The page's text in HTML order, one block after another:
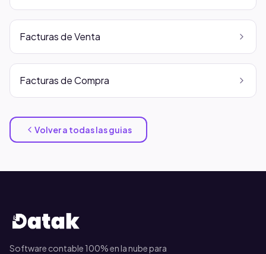
Facturas de Venta
Facturas de Compra
Volver a todas las guias
Software contable 100% en la nube para